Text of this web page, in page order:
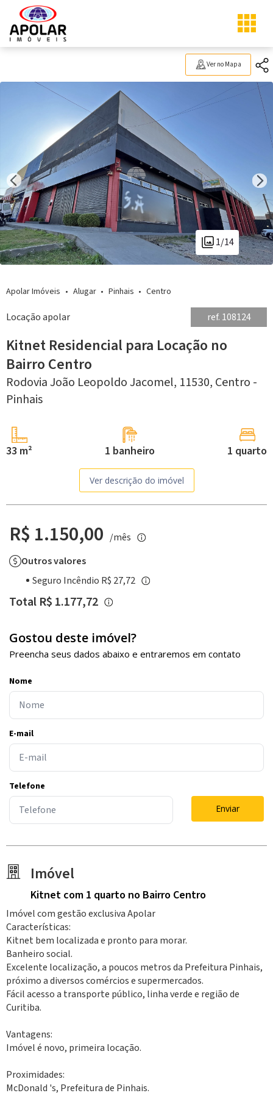
Ver no Mapa
1/14
Apolar Imóveis Alugar Pinhais Centro
Locação apolar ref. 108124
Kitnet Residencial para Locação no
Bairro Centro
Rodovia João Leopoldo Jacomel, 11530, Centro -
Pinhais
33 m² 1 banheiro 1 quarto
Ver descrição do imóvel
R$ 1.150,00 /mês
Outros valores
Seguro Incêndio R$ 27,72
Total R$ 1.177,72
Gostou deste imóvel?
Preencha seus dados abaixo e entraremos em contato
Nome
E-mail
Telefone
Enviar
Imóvel
Kitnet com 1 quarto no Bairro Centro
Imóvel com gestão exclusiva Apolar
Características:
Kitnet bem localizada e pronto para morar.
Banheiro social.
Excelente localização, a poucos metros da Prefeitura Pinhais,
próximo a diversos comércios e supermercados.
Fácil acesso a transporte público, linha verde e região de
Curitiba.
Vantagens:
Imóvel é novo, primeira locação.
Proximidades:
McDonald 's, Prefeitura de Pinhais.